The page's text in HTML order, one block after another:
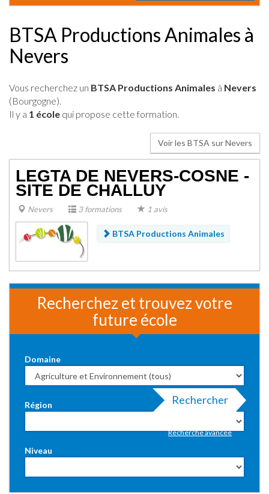
BTSA Productions Animales à
Nevers
Vous recherchez un BTSA Productions Animales à Nevers
(Bourgogne).
Il y a 1 école qui propose cette formation.
Voir les BTSA sur Nevers
LEGTA DE NEVERS-COSNE -
SITE DE CHALLUY
Nevers 3 formations 1 avis
BTSA Productions Animales
Recherchez et trouvez votre
future école
Domaine
Région
Niveau
Rechercher
Recherche avancée